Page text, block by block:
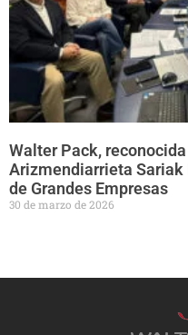
Walter Pack,
Arizmendiarrieta Sariak
de Grandes Empresas
30 de marzo de 2026